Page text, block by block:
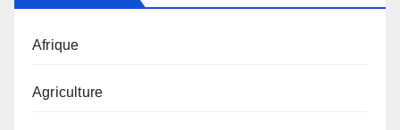
Afrique
Agriculture